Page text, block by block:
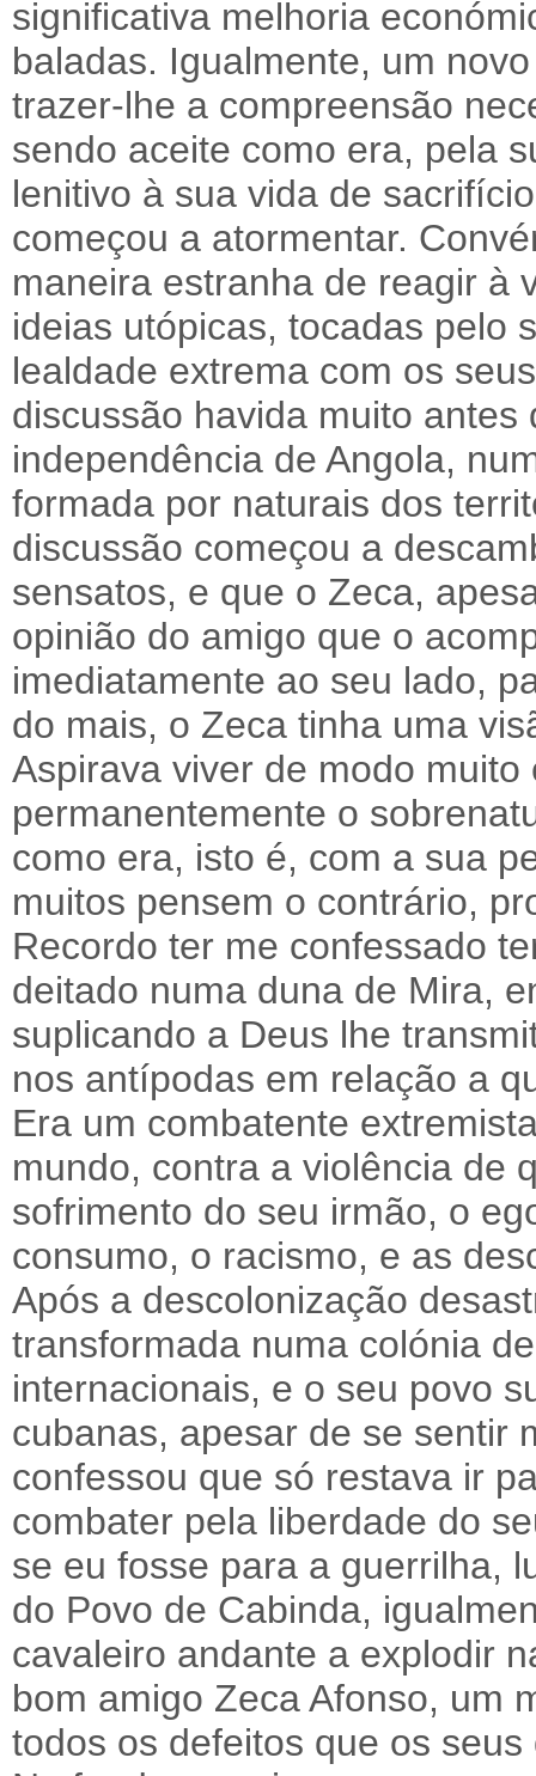
significativa melhoria
baladas. Igualmente, um
trazer-lhe a compreensão
sendo aceite como era, pela
lenitivo à sua vida de
começou a atormentar.
maneira estranha de reagir à
ideias utópicas, tocadas pelo
lealdade extrema com os
discussão havida muito
independência de Angola,
formada por naturais dos
discussão começou a
sensatos, e que o Zeca,
opinião do amigo que o
imediatamente ao seu lado,
do mais, o Zeca tinha uma
Aspirava viver de modo
permanentemente o
como era, isto é, com a sua
muitos pensem o contrário,
Recordo ter me confessado
deitado numa duna de Mira,
suplicando a Deus lhe
nos antípodas em relação a
Era um combatente
mundo, contra a violência de
sofrimento do seu irmão, o
consumo, o racismo, e as
Após a descolonização
transformada numa colónia
internacionais, e o seu povo
cubanas, apesar de se sentir
confessou que só restava ir
combater pela liberdade do
se eu fosse para a guerrilha,
do Povo de Cabinda,
cavaleiro andante a explodir
bom amigo Zeca Afonso, um
todos os defeitos que os